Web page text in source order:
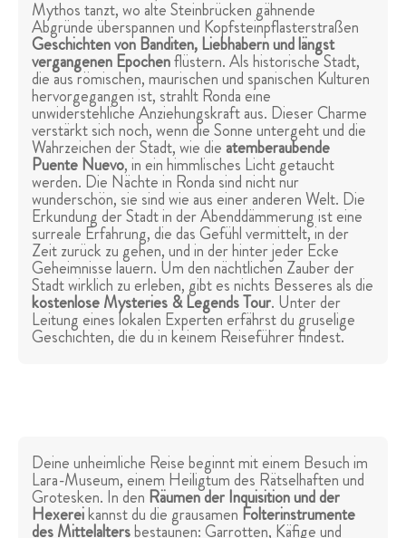
Mythos tanzt, wo alte Steinbrücken gähnende
Abgründe überspannen und Kopfsteinpflasterstraßen
Geschichten von Banditen, Liebhabern und längst
vergangenen Epochenflüstern. Als historische Stadt,
die aus römischen, maurischen und spanischen Kulturen
hervorgegangen ist, strahlt Ronda eine
unwiderstehliche Anziehungskraft aus. Dieser Charme
verstärkt sich noch, wenn die Sonne untergeht und die
Wahrzeichen der Stadt, wie die atemberaubende
Puente Nuevo, in ein himmlisches Licht getaucht
werden. Die Nächte in Ronda sind nicht nur
wunderschön, sie sind wie aus einer anderen Welt. Die
Erkundung der Stadt in der Abenddämmerung ist eine
surreale Erfahrung, die das Gefühl vermittelt, in der
Zeit zurück zu gehen, und in der hinter jeder Ecke
Geheimnisse lauern. Um den nächtlichen Zauber der
Stadt wirklich zu erleben, gibt es nichts Besseres als die
kostenlose Mysteries & Legends Tour. Unter der
Leitung eines lokalen Experten erfährst du gruselige
Geschichten, die du in keinem Reiseführer findest.
Deine unheimliche Reise beginnt mit einem Besuch im
Lara-Museum, einem Heiligtum des Rätselhaften und
Grotesken. In den Räumen der Inquisition und der
Hexereikannst du die grausamen Folterinstrumente
des Mittelaltersbestaunen: Garrotten, Käfige und